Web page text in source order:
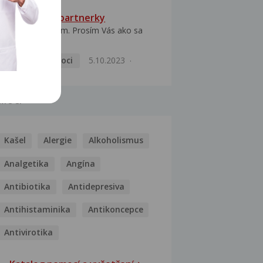
HPV typ 52 u partnerky
Dobrý deň prajem. Prosím Vás ako sa
Pohlavní nemoci
5.10.2023
Kašel Alergie Alkoholismus
Analgetika Angína
Antibiotika Antidepresiva
Antihistaminika Antikoncepce
Antivirotika